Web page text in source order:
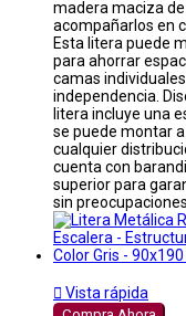
madera maciza
acompañarlos en
Esta litera puede
para ahorrar
camas
independencia.
litera incluye una
se puede montar
cualquier
cuenta con
superior para
sin
 Vista rápida